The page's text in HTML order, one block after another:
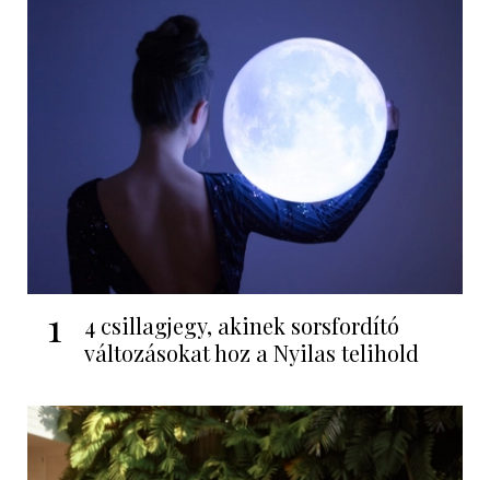
1
4 csillagjegy, akinek sorsfordító
változásokat hoz a Nyilas telihold